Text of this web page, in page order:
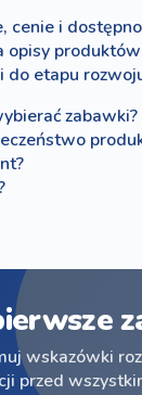
cenie i
opisy
etapu
zabawki?
wskazówki
przed